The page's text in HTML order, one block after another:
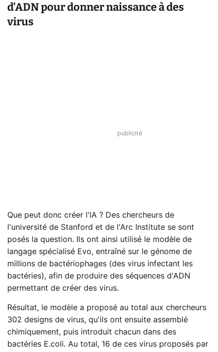
d'ADN pour donner naissance à des
virus
Que peut donc créer l'IA ? Des chercheurs de
l'université de Stanford et de l'Arc Institute se sont
posés la question. Ils ont ainsi utilisé le modèle de
langage spécialisé Evo, entraîné sur le génome de
millions de bactériophages (des virus infectant les
bactéries), afin de produire des séquences d'ADN
permettant de créer des virus.
Résultat, le modèle a proposé au total aux chercheurs
302 designs de virus, qu'ils ont ensuite assemblé
chimiquement, puis introduit chacun dans des
bactéries E.coli. Au total, 16 de ces virus proposés par